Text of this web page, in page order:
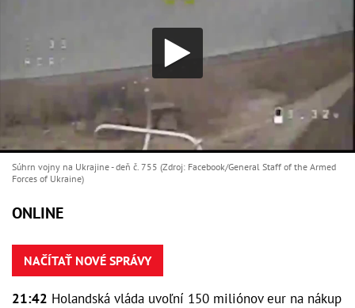
Súhrn vojny na Ukrajine - deň č. 755 (Zdroj: Facebook/General Staff of the Armed
Forces of Ukraine)
ONLINE
NAČÍTAŤ NOVÉ SPRÁVY
21:42 Holandská vláda uvoľní 150 miliónov eur na nákup